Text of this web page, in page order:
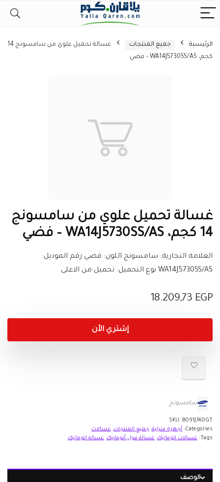
الرئيسية جميع المنتجات
غسالة تحميل علوي من سامسونج 14
كجم، WA14J5730SS/AS – فضي
غسالة تحميل علوي من سامسونج
14 كجم، WA14J5730SS/AS – فضي
العلامة التجارية: سامسونج اللون: فضي رقم الموديل:
WA14J5730SS/AS نوع التحميل: تحميل من الاعلى
18.209,73 EGP
إشتري الأن
سامسونج
SKU: B091J74DGT
Categories:
أجهزة منزلية, جميع المنتجات, غسالات
Tags:
غسالات اتوماتيك, غسالة فول أتوماتيك, غساله اتوماتيك
الوصف